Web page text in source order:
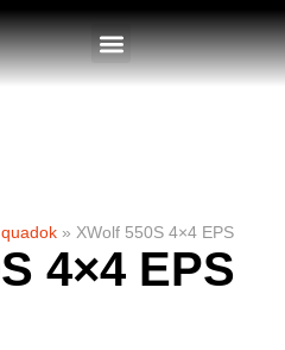
» XWolf 550S 4×4 EPS
4×4 EPS